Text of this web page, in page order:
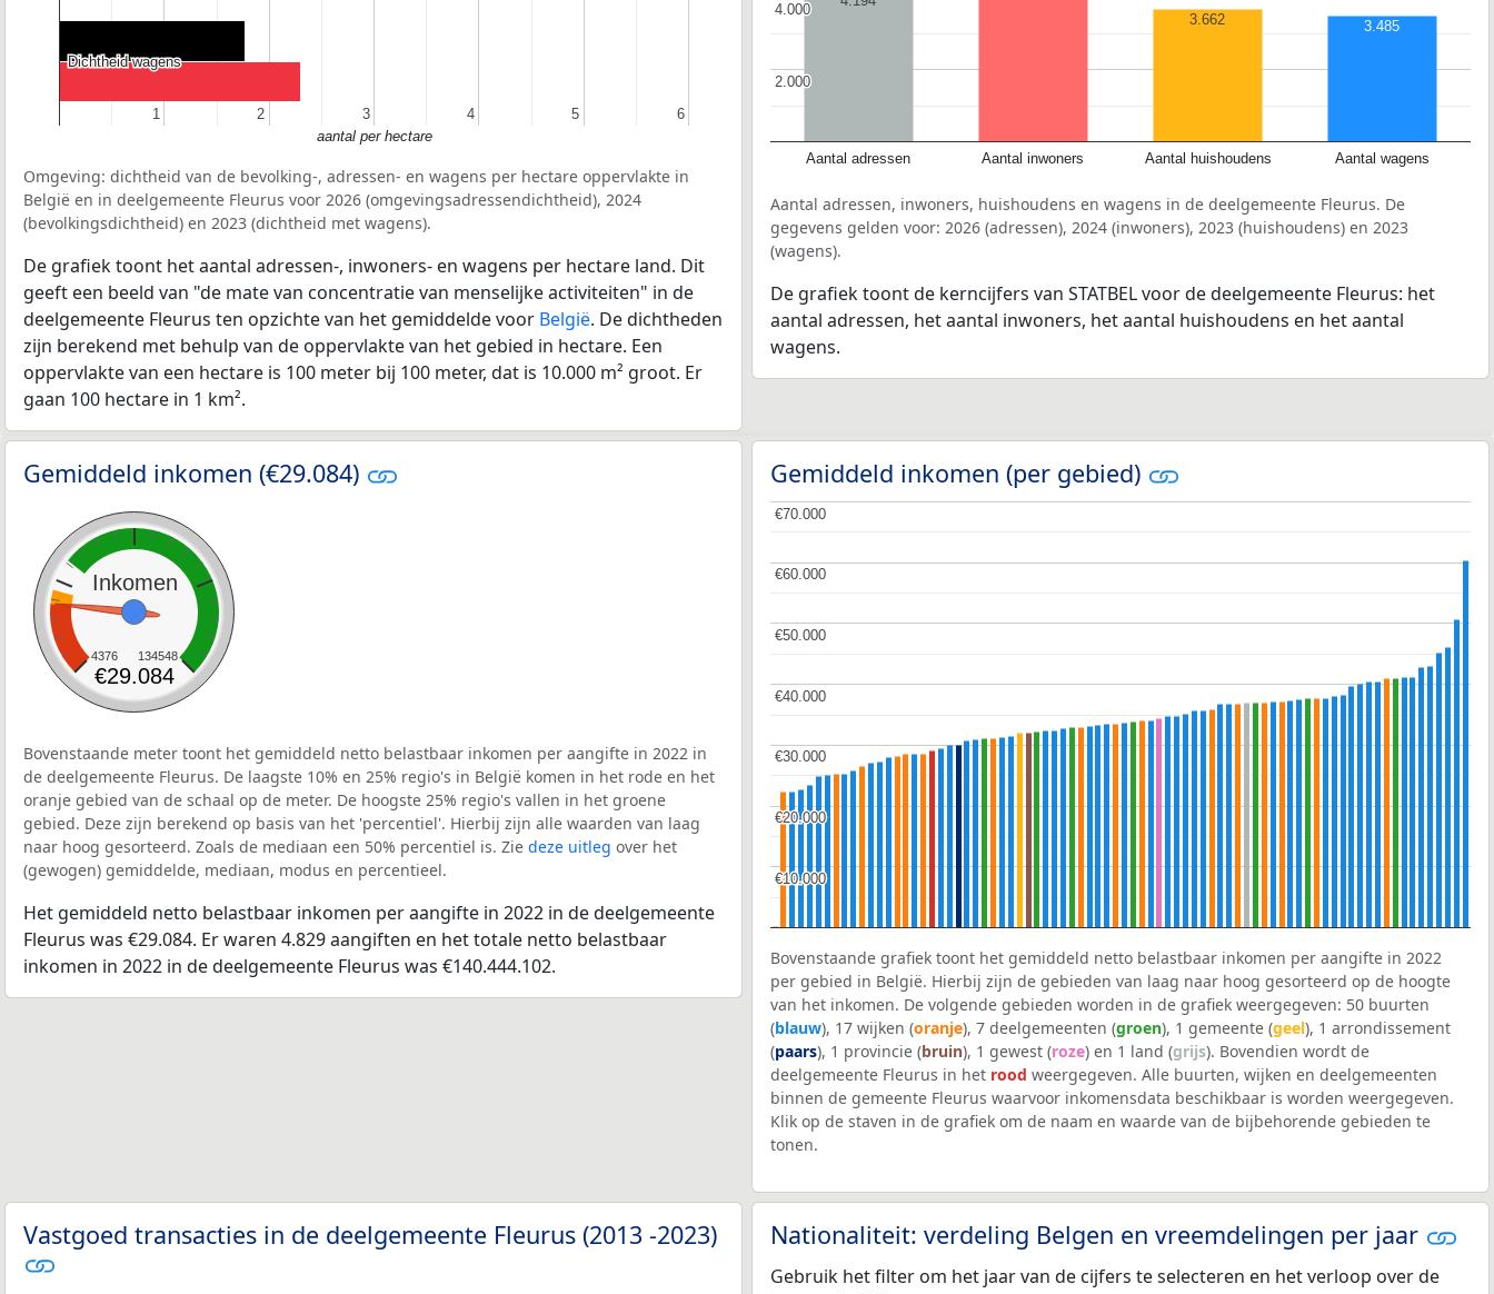
11 2
2 3
3 4
4 5
5 6
6
Dichtheid wagens
Dichtheid wagens
aantal per hectare
Omgeving: dichtheid van de bevolking-, adressen- en wagens per hectare oppervlakte in
België en in deelgemeente Fleurus voor 2026 (omgevingsadressendichtheid), 2024
(bevolkingsdichtheid) en 2023 (dichtheid met wagens).
De grafiek toont het aantal adressen-, inwoners- en wagens per hectare land. Dit
geeft een beeld van "de mate van concentratie van menselijke activiteiten" in de
deelgemeente Fleurus ten opzichte van het gemiddelde voor België. De dichtheden
zijn berekend met behulp van de oppervlakte van het gebied in hectare. Een
oppervlakte van een hectare is 100 meter bij 100 meter, dat is 10.000 m² groot. Er
gaan 100 hectare in 1 km².
Aantal adressen Aantal inwoners Aantal huishoudens Aantal wagens
2.000
2.000
4.000
4.000
3.662 3.485
Aantal adressen, inwoners, huishoudens en wagens in de deelgemeente Fleurus. De
gegevens gelden voor: 2026 (adressen), 2024 (inwoners), 2023 (huishoudens) en 2023
(wagens).
De grafiek toont de kerncijfers van STATBEL voor de deelgemeente Fleurus: het
aantal adressen, het aantal inwoners, het aantal huishoudens en het aantal
wagens.
Gemiddeld inkomen (€29.084)
Inkomen
4376 134548
€29.084
Bovenstaande meter toont het gemiddeld netto belastbaar inkomen per aangifte in 2022 in
de deelgemeente Fleurus. De laagste 10% en 25% regio's in België komen in het rode en het
oranje gebied van de schaal op de meter. De hoogste 25% regio's vallen in het groene
gebied. Deze zijn berekend op basis van het 'percentiel'. Hierbij zijn alle waarden van laag
naar hoog gesorteerd. Zoals de mediaan een 50% percentiel is. Zie deze uitleg over het
(gewogen) gemiddelde, mediaan, modus en percentieel.
Het gemiddeld netto belastbaar inkomen per aangifte in 2022 in de deelgemeente
Fleurus was €29.084. Er waren 4.829 aangiften en het totale netto belastbaar
inkomen in 2022 in de deelgemeente Fleurus was €140.444.102.
Gemiddeld inkomen (per gebied)
€10.000
€10.000
€20.000
€20.000
€30.000
€30.000
€40.000
€40.000
€50.000
€50.000
€60.000
€60.000
€70.000
€70.000
Bovenstaande grafiek toont het gemiddeld netto belastbaar inkomen per aangifte in 2022
per gebied in België. Hierbij zijn de gebieden van laag naar hoog gesorteerd op de hoogte
van het inkomen. De volgende gebieden worden in de grafiek weergegeven: 50 buurten
(blauw), 17 wijken (oranje), 7 deelgemeenten (groen), 1 gemeente (geel), 1 arrondissement
(paars), 1 provincie (bruin), 1 gewest (roze) en 1 land (grijs). Bovendien wordt de
deelgemeente Fleurus in het rood weergegeven. Alle buurten, wijken en deelgemeenten
binnen de gemeente Fleurus waarvoor inkomensdata beschikbaar is worden weergegeven.
Klik op de staven in de grafiek om de naam en waarde van de bijbehorende gebieden te
tonen.
Vastgoed transacties in de deelgemeente Fleurus (2013 -2023) Nationaliteit: verdeling Belgen en vreemdelingen per jaar
Gebruik het filter om het jaar van de cijfers te selecteren en het verloop over de